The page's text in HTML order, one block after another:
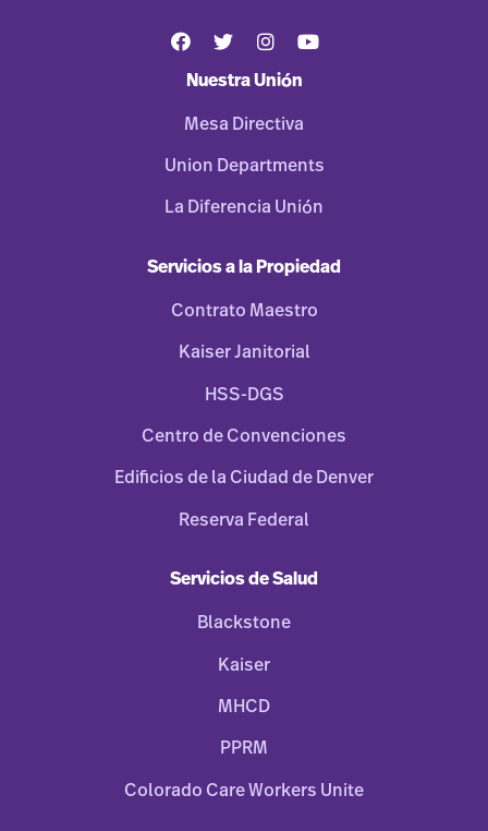
Nuestra Unión
Mesa Directiva
Union Departments
La Diferencia Unión
Servicios a la Propiedad
Contrato Maestro
Kaiser Janitorial
HSS-DGS
Centro de Convenciones
Edificios de la Ciudad de Denver
Reserva Federal
Servicios de Salud
Blackstone
Kaiser
MHCD
PPRM
Colorado Care Workers Unite